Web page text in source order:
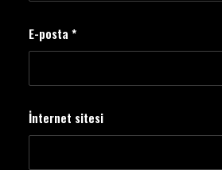
E-posta *
İnternet sitesi